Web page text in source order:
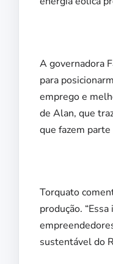
A governadora
para
emprego e
de Alan, que
que fazem
Torquato
produção.
sustentável do